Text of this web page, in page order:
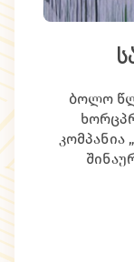
ბოლო
კომპანია
და